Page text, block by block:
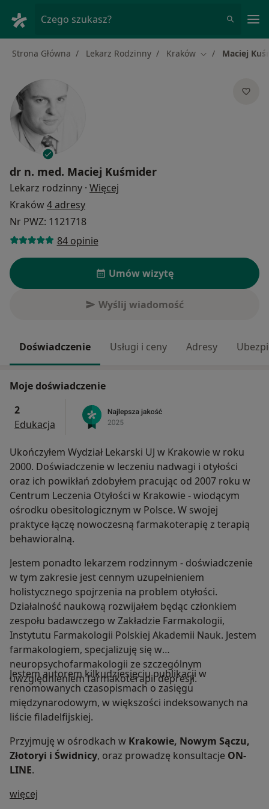
Czego szukasz?
Strona Główna Lekarz Rodzinny Kraków Zmień miasto
Maciej
dr n. med. Maciej Kuśmider
Lekarz rodzinny · Więcej
Kraków4 adresy
Nr PWZ: 1121718
84 opinie
Umów wizytę
Wyślij wiadomość
Doświadczenie Usługi i ceny Adresy
Moje doświadczenie
2
Edukacja
Ukończyłem Wydział Lekarski UJ w Krakowie w roku
2000. Doświadczenie w leczeniu nadwagi i otyłości
oraz ich powikłań zdobyłem pracując od 2007 roku w
Centrum Leczenia Otyłości w Krakowie - wiodącym
ośrodku obesitologicznym w Polsce. W swojej
praktyce łączę nowoczesną farmakoterapię z terapią
behawioralną.
Jestem ponadto lekarzem rodzinnym - doświadczenie
w tym zakresie jest cennym uzupełnieniem
holistycznego spojrzenia na problem otyłości.
Działalność naukową rozwijałem będąc członkiem
zespołu badawczego w Zakładzie Farmakologii,
Instytutu Farmakologii Polskiej Akademii Nauk. Jestem
farmakologiem, specjalizuję się w
neuropsychofarmakologii ze szczególnym
uwzględnieniem farmakoterapii depresji.
Jestem autorem kilkudziesięciu publikacji w
renomowanych czasopismach o zasięgu
międzynarodowym, w większości indeksowanych na
liście filadelfijskiej.
Przyjmuję w ośrodkach w Krakowie, Nowym Sączu,
Złotoryi i Świdnicy, oraz prowadzę konsultacje ON-
LINE.
więcej